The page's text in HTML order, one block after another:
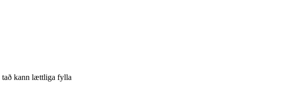
tað kann lættliga fylla